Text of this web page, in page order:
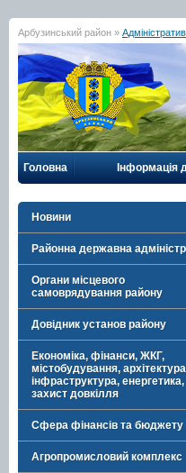
Арбузинський район »
Головна Інформація
Новини
Районна державна
Органи місцевого
самоврядування району
Довідник установ району
Економіка, фінанси, ЖКГ,
містобудування,
інфраструктура, енергетика,
захист довкілля
Сфера фінансів та бюджету
Агропромисловий комплекс